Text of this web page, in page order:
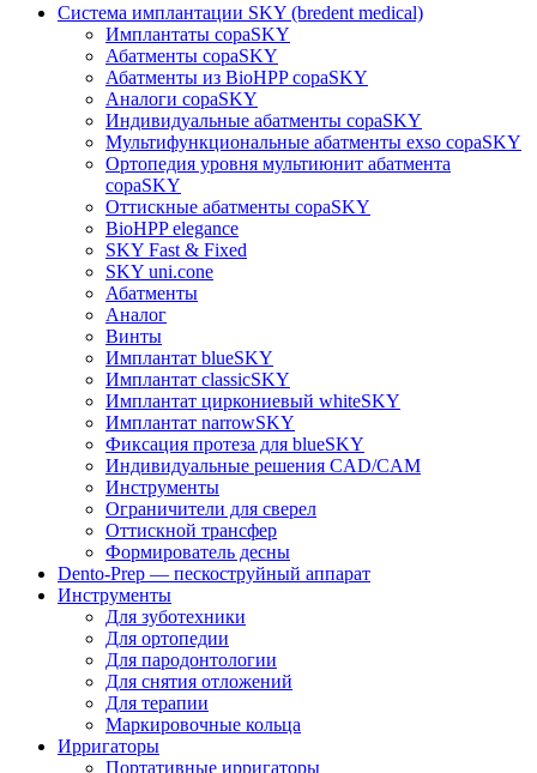
Система имплантации SKY (bredent medical)
Имплантаты copaSKY
Абатменты copaSKY
Абатменты из BioHPP copaSKY
Аналоги copaSKY
Индивидуальные абатменты copaSKY
Мультифункциональные абатменты exso copaSKY
Ортопедия уровня мультиюнит абатмента
copaSKY
Оттискные абатменты copaSKY
BioHPP elegance
SKY Fast & Fixed
SKY uni.cone
Абатменты
Аналог
Винты
Имплантат blueSKY
Имплантат classicSKY
Имплантат циркониевый whiteSKY
Имплантат narrowSKY
Фиксация протеза для blueSKY
Индивидуальные решения CAD/CAM
Инструменты
Ограничители для сверел
Оттискной трансфер
Формирователь десны
Dento-Prep — пескоструйный аппарат
Инструменты
Для зуботехники
Для ортопедии
Для пародонтологии
Для снятия отложений
Для терапии
Маркировочные кольца
Ирригаторы
Портативные ирригаторы